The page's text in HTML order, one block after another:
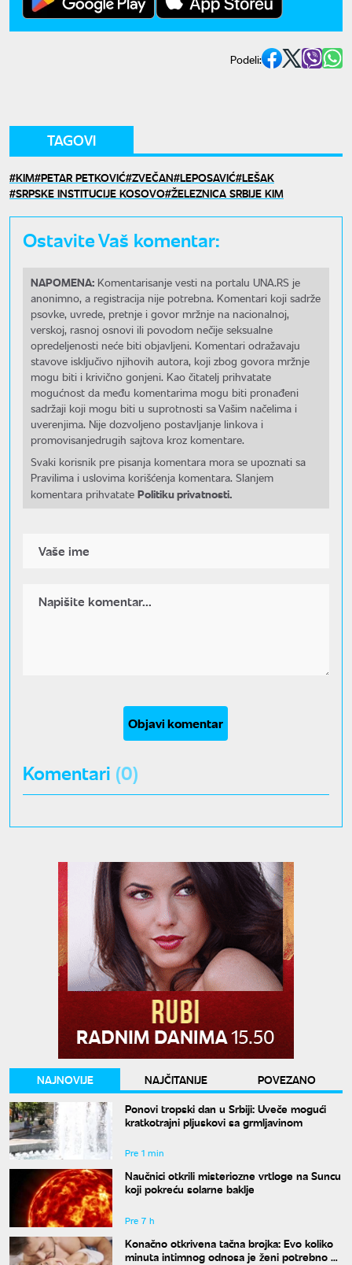
Podeli:
TAGOVI
KIM PETAR PETKOVIĆ ZVEČAN LEPOSAVIĆ LEŠAK
SRPSKE INSTITUCIJE KOSOVO ŽELEZNICA SRBIJE KIM
Ostavite Vaš komentar:
NAPOMENA: Komentarisanje vesti na portalu UNA.RS je
anonimno, a registracija nije potrebna. Komentari koji sadrže
psovke, uvrede, pretnje i govor mržnje na nacionalnoj,
verskoj, rasnoj osnovi ili povodom nečije seksualne
opredeljenosti neće biti objavljeni. Komentari odražavaju
stavove isključivo njihovih autora, koji zbog govora mržnje
mogu biti i krivično gonjeni. Kao čitatelj prihvatate
mogućnost da među komentarima mogu biti pronađeni
sadržaji koji mogu biti u suprotnosti sa Vašim načelima i
uverenjima. Nije dozvoljeno postavljanje linkova i
promovisanjedrugih sajtova kroz komentare.
Svaki korisnik pre pisanja komentara mora se upoznati sa
Pravilima i uslovima korišćenja komentara. Slanjem
komentara prihvatate Politiku privatnosti.
Objavi komentar
Komentari (0)
NAJNOVIJE NAJČITANIJE
POVEZANO
Ponovi tropski dan u Srbiji: Uveče mogući
kratkotrajni pljuskovi sa grmljavinom
Pre 1 min
Naučnici otkrili misteriozne vrtloge na Suncu
koji pokreću solarne baklje
Pre 7 h
Konačno otkrivena tačna brojka: Evo koliko
minuta intimnog odnosa je ženi potrebno da